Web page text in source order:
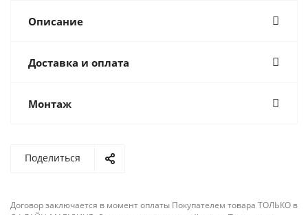
Описание
Доставка и оплата
Монтаж
Поделиться
Договор заключается в момент оплаты Покупателем товара ТОЛЬКО в